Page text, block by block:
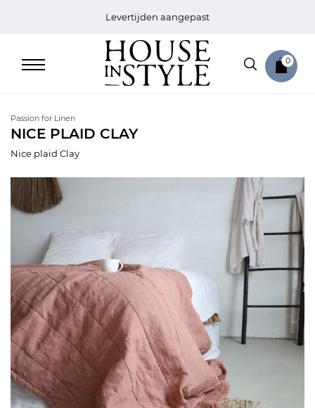
Levertijden aangepast
0
Home
Bed
Bath
Sale
Living
Sale
Passion for Linen
NICE PLAID CLAY
Nice plaid Clay